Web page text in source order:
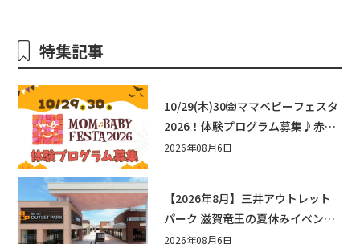
特集記事
10/29(木)30㈮ママベビーフェスタ
2026！体験プログラム募集♪赤ち
ゃん向けイベントに出演しません
2026年08月6日
【2026年8月】三井アウトレット
パーク 滋賀竜王の夏休みイベント
まとめ！びしょぬれ水あそび・激
2026年08月6日